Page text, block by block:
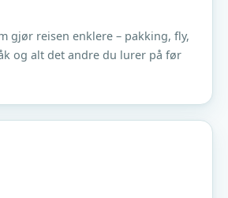
gjør reisen enklere – pakking, fly,
og alt det andre du lurer på før